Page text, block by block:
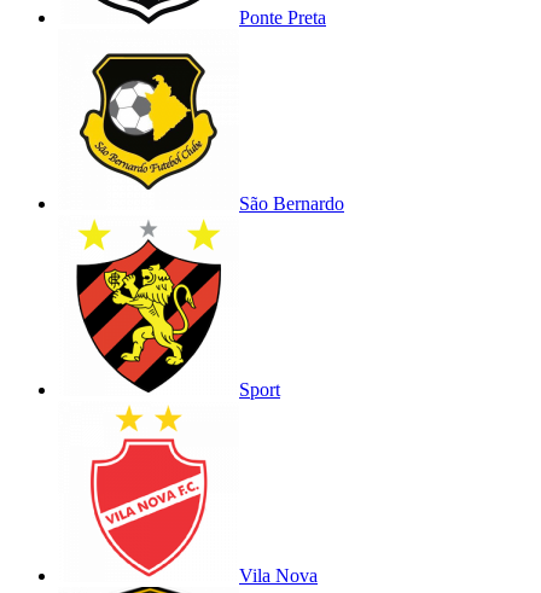
Ponte Preta
São Bernardo
Sport
Vila Nova